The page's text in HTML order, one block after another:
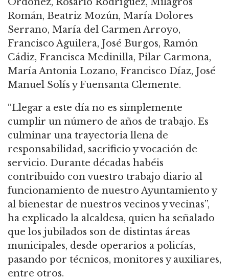
Román, Beatriz Mozún, María Dolores
Serrano, María del Carmen Arroyo,
Francisco Aguilera, José Burgos, Ramón
Cádiz, Francisca Medinilla, Pilar Carmona,
María Antonia Lozano, Francisco Díaz, José
Manuel Solís y Fuensanta Clemente.
“Llegar a este día no es simplemente
cumplir un número de años de trabajo. Es
culminar una trayectoria llena de
responsabilidad, sacrificio y vocación de
servicio. Durante décadas habéis
contribuido con vuestro trabajo diario al
funcionamiento de nuestro Ayuntamiento y
al bienestar de nuestros vecinos y vecinas”,
ha explicado la alcaldesa, quien ha señalado
que los jubilados son de distintas áreas
municipales, desde operarios a policías,
pasando por técnicos, monitores y auxiliares,
entre otros.